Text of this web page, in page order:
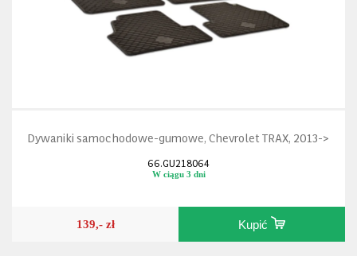
Dywaniki samochodowe-gumowe, Chevrolet TRAX, 2013->
66.GU218064
W ciągu 3 dni
139,- zł Kupić